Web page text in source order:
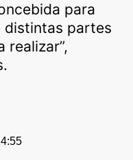
para
distintas partes
realizar”,